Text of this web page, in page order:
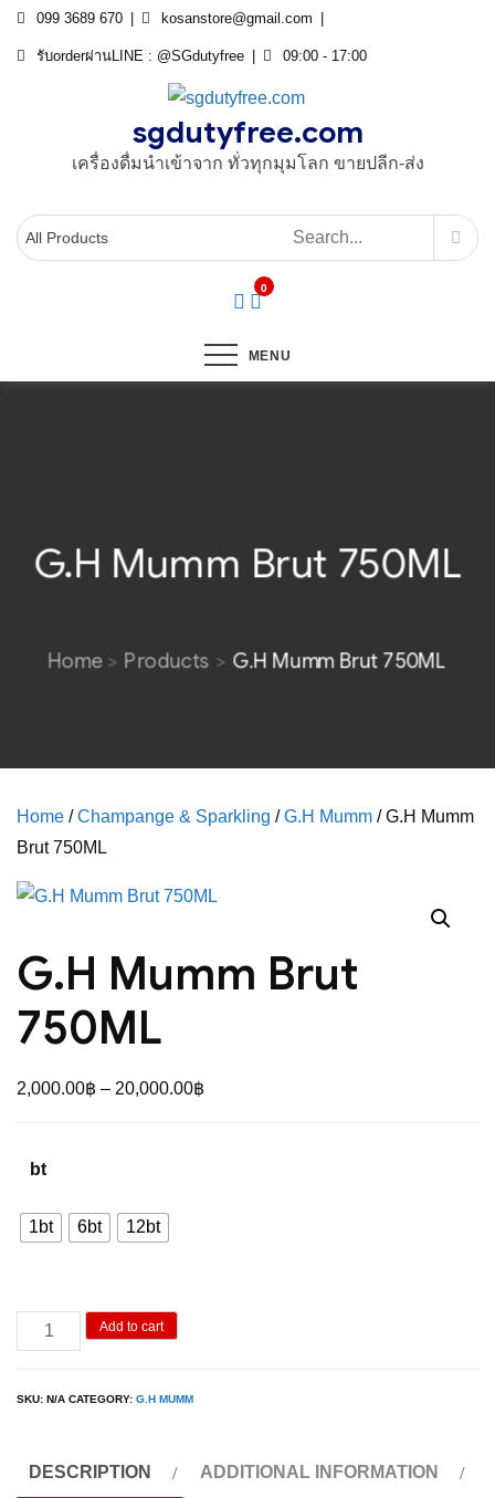
Skip
099 3689 670 kosanstore@gmail.com
รับorderผ่านLINE : @SGdutyfree 09:00 - 17:00
sgdutyfree.com
เครื่องดื่มนําเข้าจาก ทั่วทุกมุมโลก ขายปลีก-ส่ง
0
MENU
G.H Mumm Brut 750ML
Home Products G.H Mumm Brut 750ML
Home /Champange & Sparkling /G.H Mumm / G.H Mumm
Brut 750ML
G.H Mumm Brut
750ML
2,000.00฿ – 20,000.00฿
bt
1bt 6bt 12bt
G.H
Mumm
Add to cart
SKU: N/A CATEGORY: G.H MUMM
DESCRIPTION ADDITIONAL INFORMATION